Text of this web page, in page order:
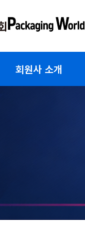
회원사 소개